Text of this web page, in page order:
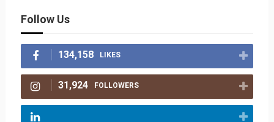
Follow Us
134,158 LIKES
31,924 FOLLOWERS